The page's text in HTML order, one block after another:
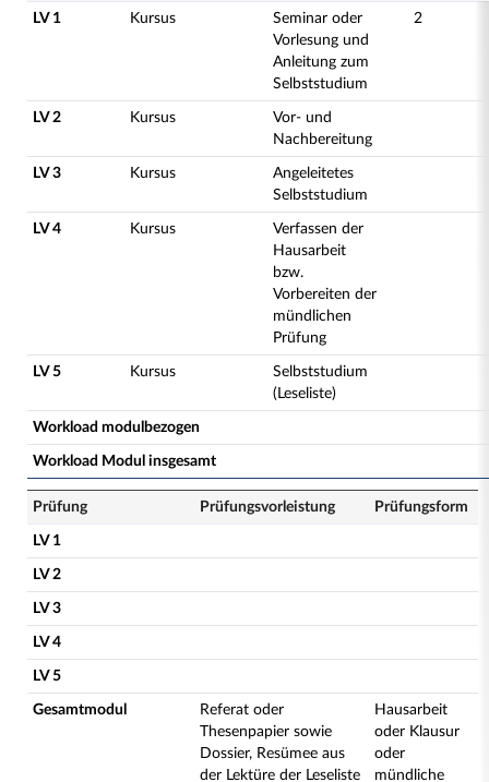
LV 1 Kursus
Seminar oder
Vorlesung und
Anleitung zum
Selbststudium
2
LV 2 Kursus
Vor- und
Nachbereitung
LV 3 Kursus
Angeleitetes
Selbststudium
LV 4 Kursus
Verfassen der
Hausarbeit
bzw.
Vorbereiten der
mündlichen
Prüfung
LV 5 Kursus
Selbststudium
(Leseliste)
Workload modulbezogen
Workload Modul insgesamt
Prüfung Prüfungsvorleistung Prüfungsform
LV 1
LV 2
LV 3
LV 4
LV 5
Gesamtmodul
Referat oder
Thesenpapier sowie
Dossier, Resümee aus
der Lektüre der Leseliste
Hausarbeit
oder Klausur
oder
mündliche